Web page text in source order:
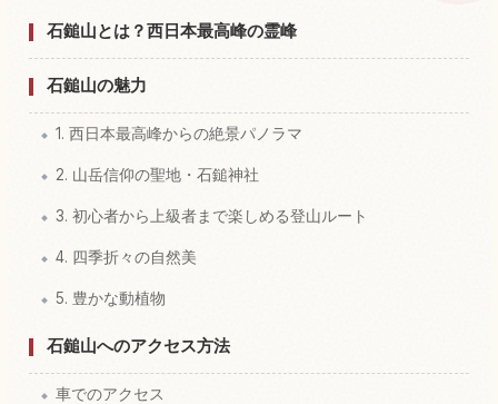
石鎚山の体験を探す
石鎚山とは？西日本最高峰の霊峰
石鎚山の魅力
1. 西日本最高峰からの絶景パノラマ
2. 山岳信仰の聖地・石鎚神社
3. 初心者から上級者まで楽しめる登山ルート
4. 四季折々の自然美
5. 豊かな動植物
石鎚山へのアクセス方法
車でのアクセス